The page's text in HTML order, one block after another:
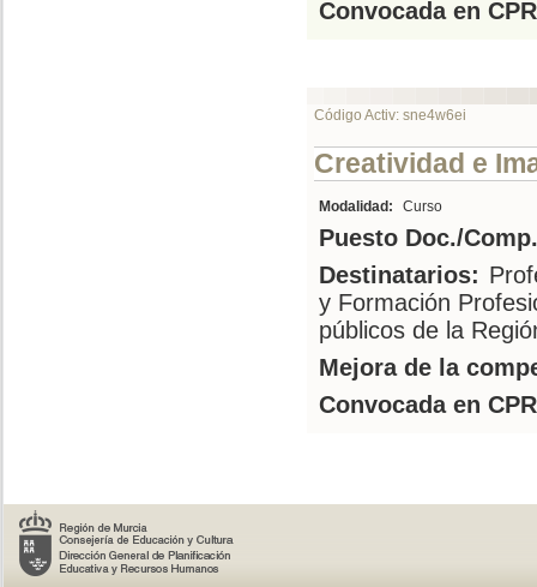
Convocada en
Código Activ: sne4w6ei
Creatividad e
Modalidad: Curso
Puesto Doc./
Destinatarios:
y Formación
públicos de la
Mejora de la
Convocada en